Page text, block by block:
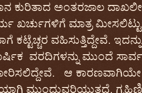
ಕುರಿತಾದ ಅಂತರಜಾಲ
ಖರ್ಚುಗಳಿಗೆ ಮಾತ್ರ
ಕಟ್ಟೆಚ್ಚರ ವಹಿಸುತ್ತಿದ್ದೇವೆ.
ವರದಿಗಳನ್ನು ಮುಂದೆ
ಆ
ಮುಂದುವರಿಯುತ್ತದೆ.